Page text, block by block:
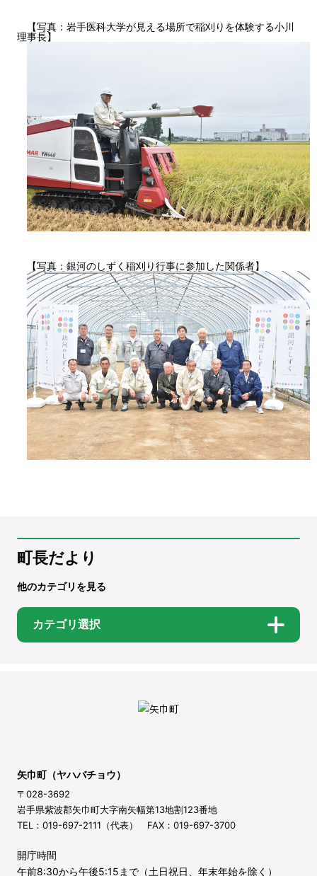
【写真：岩手医科大学が見える場所で稲刈りを体験する小川
理事長】
【写真：銀河のしずく稲刈り行事に参加した関係者】
町長だより
他のカテゴリを見る
カテゴリ選択
矢巾町（ヤハバチョウ）
〒028-3692
岩手県紫波郡矢巾町大字南矢幅第13地割123番地
TEL：019-697-2111（代表） FAX：019-697-3700
開庁時間
午前8:30から午後5:15まで（土日祝日、年末年始を除く）